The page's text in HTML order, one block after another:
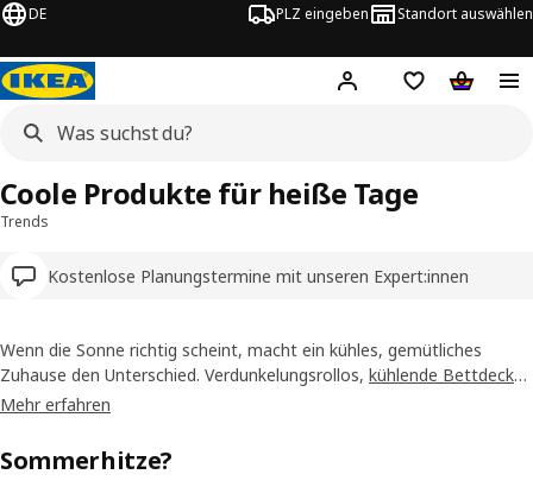
DE PLZ eingeben Standort auswählen
Hej! Hier einloggen
Merkzettel
Trends
Kostenlose Planungstermine mit unseren Expert:innen
Coole Produkte für heiße Tage
Wenn die Sonne richtig scheint, macht ein kühles, gemütliches
Zuhause den Unterschied. Verdunkelungsrollos, kühlende Bettdecken
& Kissen, ein gut platzierter Ventilator – kleine Änderungen mit
den
sommerfit machst oder zum
aufbrichst: Wir haben Lösungen, die dein Budget schonen – für jeden
Mehr erfahren
Sommerhitze?